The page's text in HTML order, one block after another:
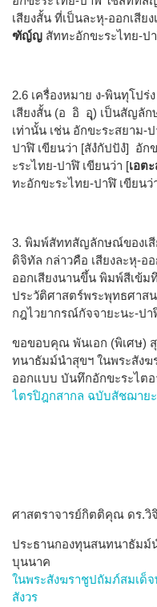
เสียงสั้น ที่เป็นละหุ-ออกเสีย
ฑัญ์ญ สัททะอักขะระไทย-
2.6 เครื่องหมาย ง-พินทุโป
เสียงสั้น (อ อิ อ) เป็นสัญลัก
เท่านั้น เช่น อักขะระสยาม-ป
ปาฬิ เขียนว่า [สังํกัปปังํ] อัก
ะระไทย-ปาฬิ เขียนว่า [เอต
ทะอักขะระไทย-ปาฬิ เขียนว่
3. พิมพ์สัททสัญลักษณ์ของเสี
ดิจิทัล กล่าวคือ เสียงละหุ-ออ
ออกเสียงนานขึ้น พิมพ์สีเข้ม
ประวัติศาสตร์พระพุทธศาส
กฎไวยากรณ์กัจจายะนะ-ปา
ขอขอบคุณ พันเอก (พิเศษ)
ทนาธัมม์นำสุขฯ ในพระสัง
ออกแบบ บันทึกอักขะระไต
ไตรปิฎกสากล ฉบับสัชฌาย
ศาสตราจารย์กิตติคุณ ดร.
ประธานกองทุนสนทนาธัม
บุนนาค
ในพระสังฆราชูปถัมภ์สมเด็
สังวร